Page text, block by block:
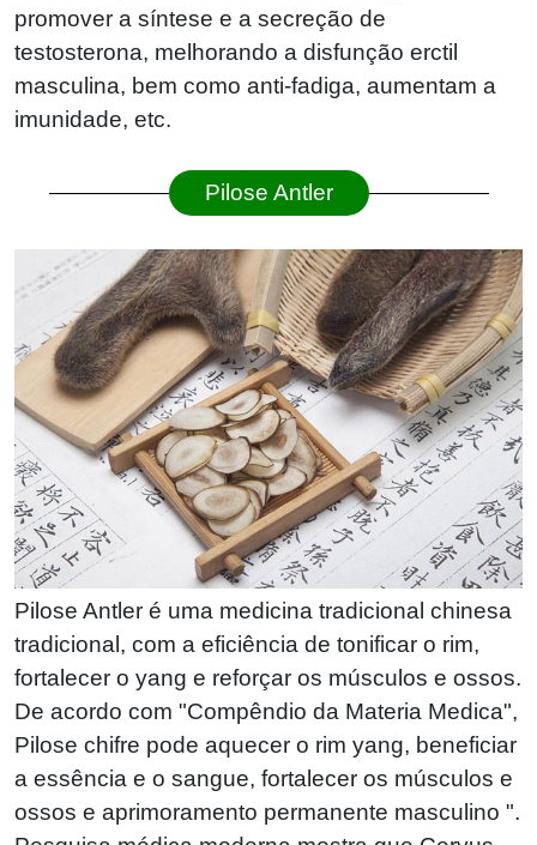
promover a síntese e a secreção de
testosterona, melhorando a disfunção erctil
masculina, bem como anti-fadiga, aumentam a
imunidade, etc.
Pilose Antler
Pilose Antler é uma medicina tradicional chinesa
tradicional, com a eficiência de tonificar o rim,
fortalecer o yang e reforçar os músculos e ossos.
De acordo com "Compêndio da Materia Medica",
Pilose chifre pode aquecer o rim yang, beneficiar
a essência e o sangue, fortalecer os músculos e
ossos e aprimoramento permanente masculino ".